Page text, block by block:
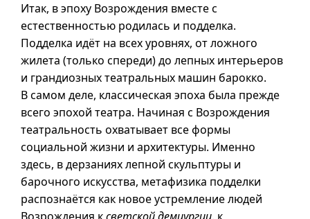
Итак, в эпоху Возрождения вместе с
естественностью родилась и подделка.
Подделка идёт на всех уровнях, от ложного
жилета (только спереди) до лепных интерьеров
и грандиозных театральных машин барокко.
В самом деле, классическая эпоха была прежде
всего эпохой театра. Начиная с Возрождения
театральность охватывает все формы
социальной жизни и архитектуры. Именно
здесь, в дерзаниях лепной скульптуры и
барочного искусства, метафизика подделки
распознаётся как новое устремление людей